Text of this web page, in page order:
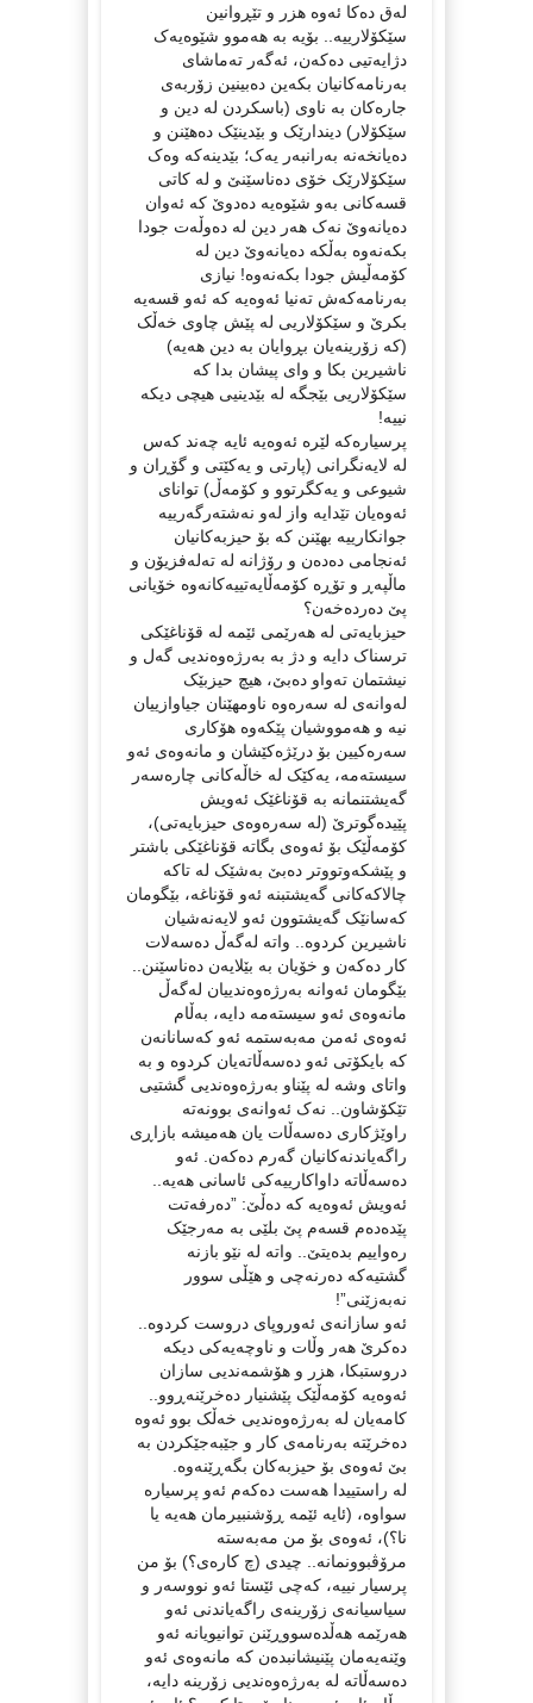
لەق دەکا ئەوە هزر و تێڕوانین
سێکۆلارییە.. بۆیە بە هەموو شێوەیەک
دژایەتیی دەکەن، ئەگەر تەماشای
بەرنامەکانیان بکەین دەبینین زۆربەی
جارەکان بە ناوی (باسکردن لە دین و
سێکۆلار) دیندارێک و بێدینێک دەهێنن و
دەیانخەنە بەرانبەر یەک؛ بێدینەکە وەک
سێکۆلارێک خۆی دەناسێنێ و لە کاتی
قسەکانی بەو شێوەیە دەدوێ کە ئەوان
دەیانەوێ نەک هەر دین لە دەوڵەت جودا
بکەنەوە بەڵکە دەیانەوێ دین لە
کۆمەڵیش جودا بکەنەوە! نیازی
بەرنامەکەش تەنیا ئەوەیە کە ئەو قسەیە
بکرێ و سێکۆلاریی لە پێش چاوی خەڵک
(کە زۆرینەیان بڕوایان بە دین هەیە)
ناشیرین بکا و وای پیشان بدا کە
سێکۆلاریی بێجگە لە بێدینیی هیچی دیکە
نییە!
پرسیارەکە لێرە ئەوەیە ئایە چەند کەس
لە لایەنگرانی (پارتی و یەکێتی و گۆڕان و
شیوعی و یەکگرتوو و کۆمەڵ) توانای
ئەوەیان تێدایە واز لەو نەشتەرگەرییە
جوانکارییە بهێنن کە بۆ حیزبەکانیان
ئەنجامی دەدەن و رۆژانە لە تەلەفزیۆن و
ماڵپەڕ و تۆڕە کۆمەڵایەتییەکانەوە خۆیانی
پێ دەردەخەن؟
حیزبایەتی لە هەرێمی ئێمە لە قۆناغێکی
ترسناک دایە و دژ بە بەرژەوەندیی گەل و
نیشتمان تەواو دەبێ، هیچ حیزبێک
لەوانەی لە سەرەوە ناومهێنان جیاوازییان
نیە و هەمووشیان پێکەوە هۆکاری
سەرەکیین بۆ درێژەکێشان و مانەوەی ئەو
سیستەمە، یەکێک لە خاڵەکانی چارەسەر
گەیشتنمانە بە قۆناغێک ئەویش
پێیدەگوترێ (لە سەرەوەی حیزبایەتی)،
کۆمەڵێک بۆ ئەوەی بگاتە قۆناغێکی باشتر
و پێشکەوتووتر دەبێ بەشێک لە تاکە
چالاکەکانی گەیشتبنە ئەو قۆناغە، بێگومان
کەسانێک گەیشتوون ئەو لایەنەشیان
ناشیرین کردوە.. واتە لەگەڵ دەسەلات
کار دەکەن و خۆیان بە بێلایەن دەناسێنن..
بێگومان ئەوانە بەرژەوەندییان لەگەڵ
مانەوەی ئەو سیستەمە دایە، بەڵام
ئەوەی ئەمن مەبەستمە ئەو کەسانانەن
کە بایکۆتی ئەو دەسەڵاتەیان کردوە و بە
واتای وشە لە پێناو بەرژەوەندیی گشتیی
تێکۆشاون.. نەک ئەوانەی بوونەتە
راوێژکاری دەسەڵات یان هەمیشە بازاڕی
راگەیاندنەکانیان گەرم دەکەن. ئەو
دەسەڵاتە داواکارییەکی ئاسانی هەیە..
ئەویش ئەوەیە کە دەڵێ: ”دەرفەتت
پێدەدەم قسەم پێ بلێی بە مەرجێک
رەواییم بدەیتێ.. واتە لە نێو بازنە
گشتیەکە دەرنەچی و هێڵی سوور
نەبەزێنی”!
ئەو سازانەی ئەوروپای دروست کردوە..
دەکرێ هەر وڵات و ناوچەیەکی دیکە
دروستبکا، هزر و هۆشمەندیی سازان
ئەوەیە کۆمەڵێک پێشنیار دەخرێنەڕوو..
کامەیان لە بەرژەوەندیی خەڵک بوو ئەوە
دەخرێتە بەرنامەی کار و جێبەجێکردن بە
بێ ئەوەی بۆ حیزبەکان بگەڕێنەوە.
لە راستییدا هەست دەکەم ئەو پرسیارە
سواوە، (ئایە ئێمە ڕۆشنبیرمان هەیە یا
نا؟)، ئەوەی بۆ من مەبەستە
مرۆڤبوونمانە.. چیدی (چ کارەی؟) بۆ من
پرسیار نییە، کەچی ئێستا ئەو نووسەر و
سیاسیانەی زۆرینەی راگەیاندنی ئەو
هەرێمە هەڵدەسووڕێنن توانیویانە ئەو
وێنەیەمان پێنیشانبدەن کە مانەوەی ئەو
دەسەڵاتە لە بەرژەوەندیی زۆرینە دایە،